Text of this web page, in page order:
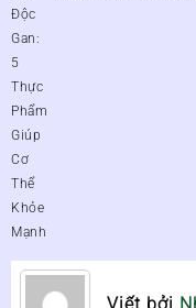
hướng
bài
viết
Độc
Gan:
5
Thực
Phẩm
Giúp
Cơ
Thể
Khỏe
Mạnh